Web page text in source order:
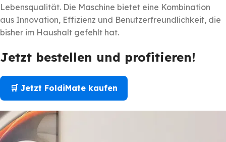
Lebensqualität. Die Maschine bietet eine Kombination
aus Innovation, Effizienz und Benutzerfreundlichkeit, die
bisher im Haushalt gefehlt hat.
Jetzt bestellen und profitieren!
🛒 Jetzt FoldiMate kaufen